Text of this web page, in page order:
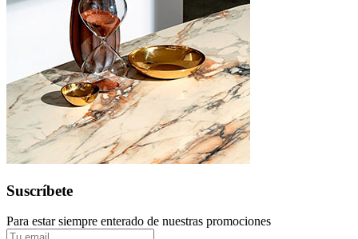
Suscríbete
Para estar siempre enterado de nuestras promociones